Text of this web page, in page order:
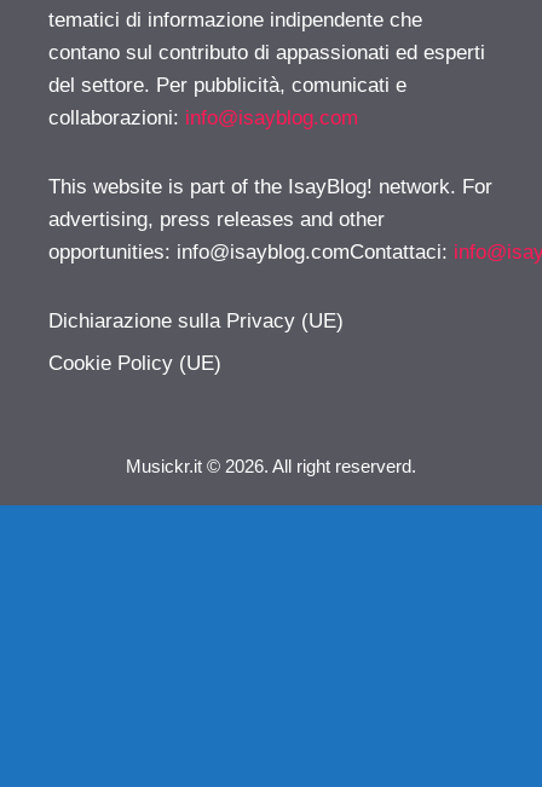
tematici di informazione indipendente che
contano sul contributo di appassionati ed esperti
del settore. Per pubblicità, comunicati e
collaborazioni: info@isayblog.com
This website is part of the IsayBlog! network. For
advertising, press releases and other
opportunities: info@isayblog.comContattaci:
Dichiarazione sulla Privacy (UE)
Cookie Policy (UE)
Musickr.it © 2026. All right reserverd.